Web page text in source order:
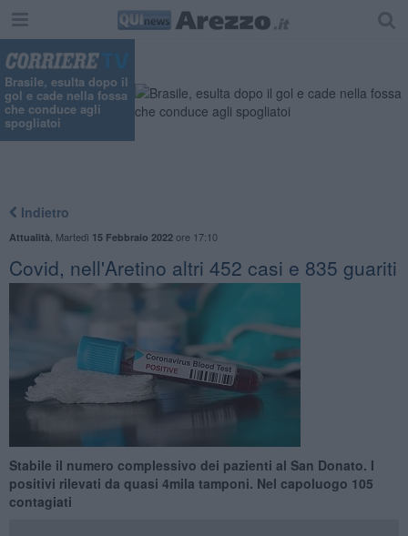
Brasile, esulta dopo il
gol e cade nella fossa
che conduce agli
spogliatoi
Indietro
Attualità Martedì 15 Febbraio 2022ore 17:10
Covid, nell'Aretino altri 452 casi e 835 guariti
Stabile il numero complessivo dei pazienti al San Donato. I
positivi rilevati da quasi 4mila tamponi. Nel capoluogo 105
contagiati